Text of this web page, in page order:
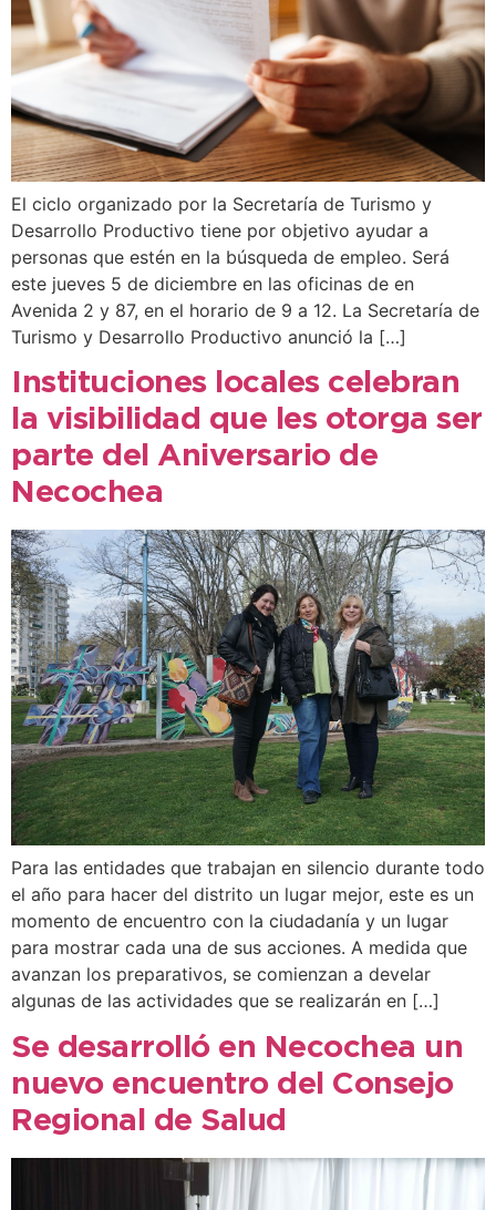
El ciclo organizado por la Secretaría de Turismo y
Desarrollo Productivo tiene por objetivo ayudar a
personas que estén en la búsqueda de empleo. Será
este jueves 5 de diciembre en las oficinas de en
Avenida 2 y 87, en el horario de 9 a 12. La Secretaría de
Turismo y Desarrollo Productivo anunció la […]
Instituciones locales celebran
la visibilidad que les otorga ser
parte del Aniversario de
Necochea
Para las entidades que trabajan en silencio durante todo
el año para hacer del distrito un lugar mejor, este es un
momento de encuentro con la ciudadanía y un lugar
para mostrar cada una de sus acciones. A medida que
avanzan los preparativos, se comienzan a develar
algunas de las actividades que se realizarán en […]
Se desarrolló en Necochea un
nuevo encuentro del Consejo
Regional de Salud